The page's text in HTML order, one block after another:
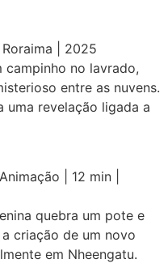
| 2025
campinho no lavrado,
entre as nuvens.
uma revelação ligada a
| 12 min |
quebra um pote e
criação de um novo
em Nheengatu.